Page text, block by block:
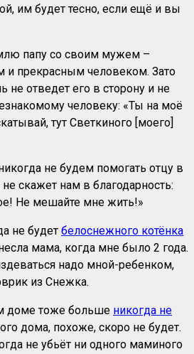
им будет тесно, если ещё и вы
папу со своим мужем –
и прекрасным человеком. Зато
отведет его в сторону и не
человеку: «Ты на моё
тут Светкиного [моего]
не будем помогать отцу в
не скажет нам в благодарность:
Не мешайте мне жить!»
не будет белоснежного котёнка
мама, когда мне было 2 года.
надо мной-ребенком,
из Снежка.
доме тоже больше никогда не
дома, похоже, скоро не будет.
не убьёт ни одного маминого